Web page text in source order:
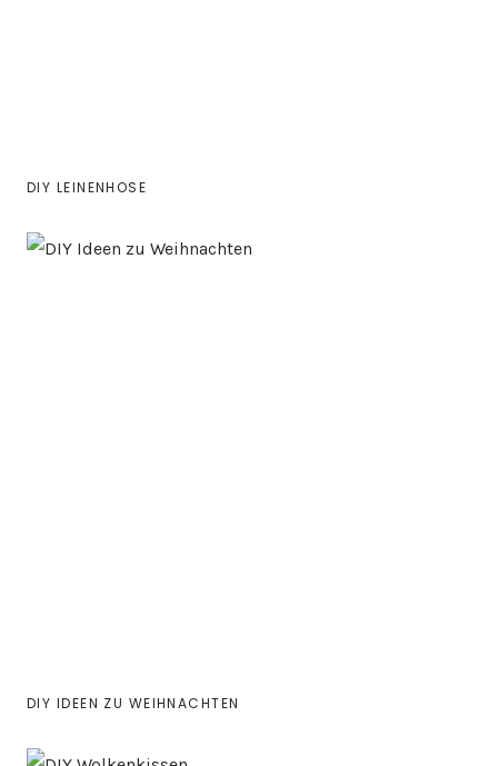
DIY LEINENHOSE
DIY IDEEN ZU WEIHNACHTEN